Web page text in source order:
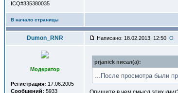
ICQ#335380035
В начало страницы
Dumon_RNR Написано: 18.02.2013, 12:50
Модератор
Регистрация: 17.06.2005
Сообщений: 5933
prjanick писал(a):
...После просмотра были